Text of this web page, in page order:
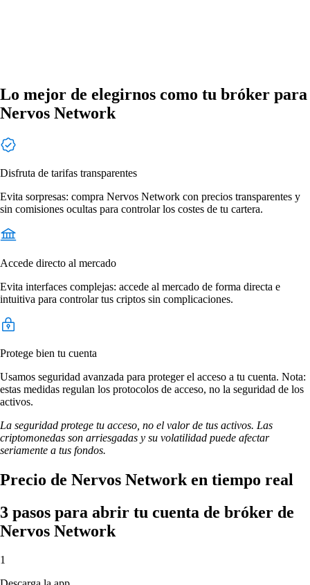
Lo mejor de elegirnos como tu bróker para
Nervos Network
Disfruta de tarifas transparentes
Evita sorpresas: compra Nervos Network con precios transparentes y
sin comisiones ocultas para controlar los costes de tu cartera.
Accede directo al mercado
Evita interfaces complejas: accede al mercado de forma directa e
intuitiva para controlar tus criptos sin complicaciones.
Protege bien tu cuenta
Usamos seguridad avanzada para proteger el acceso a tu cuenta. Nota:
estas medidas regulan los protocolos de acceso, no la seguridad de los
activos.
La seguridad protege tu acceso, no el valor de tus activos. Las
criptomonedas son arriesgadas y su volatilidad puede afectar
seriamente a tus fondos.
Precio de Nervos Network en tiempo real
3 pasos para abrir tu cuenta de bróker de
Nervos Network
1